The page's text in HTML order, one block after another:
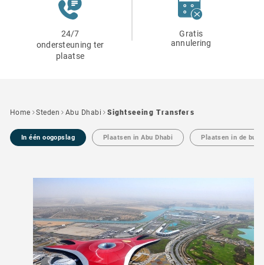
Gratis
annulering
24/7
ondersteuning ter
plaatse
Home Steden Abu Dhabi Sightseeing Transfers
In één oogopslag Plaatsen in Abu Dhabi Plaatsen in de